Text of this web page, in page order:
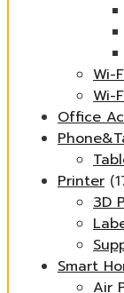
Wi-
Wi-
Office
Printer
3D
Smart
Air